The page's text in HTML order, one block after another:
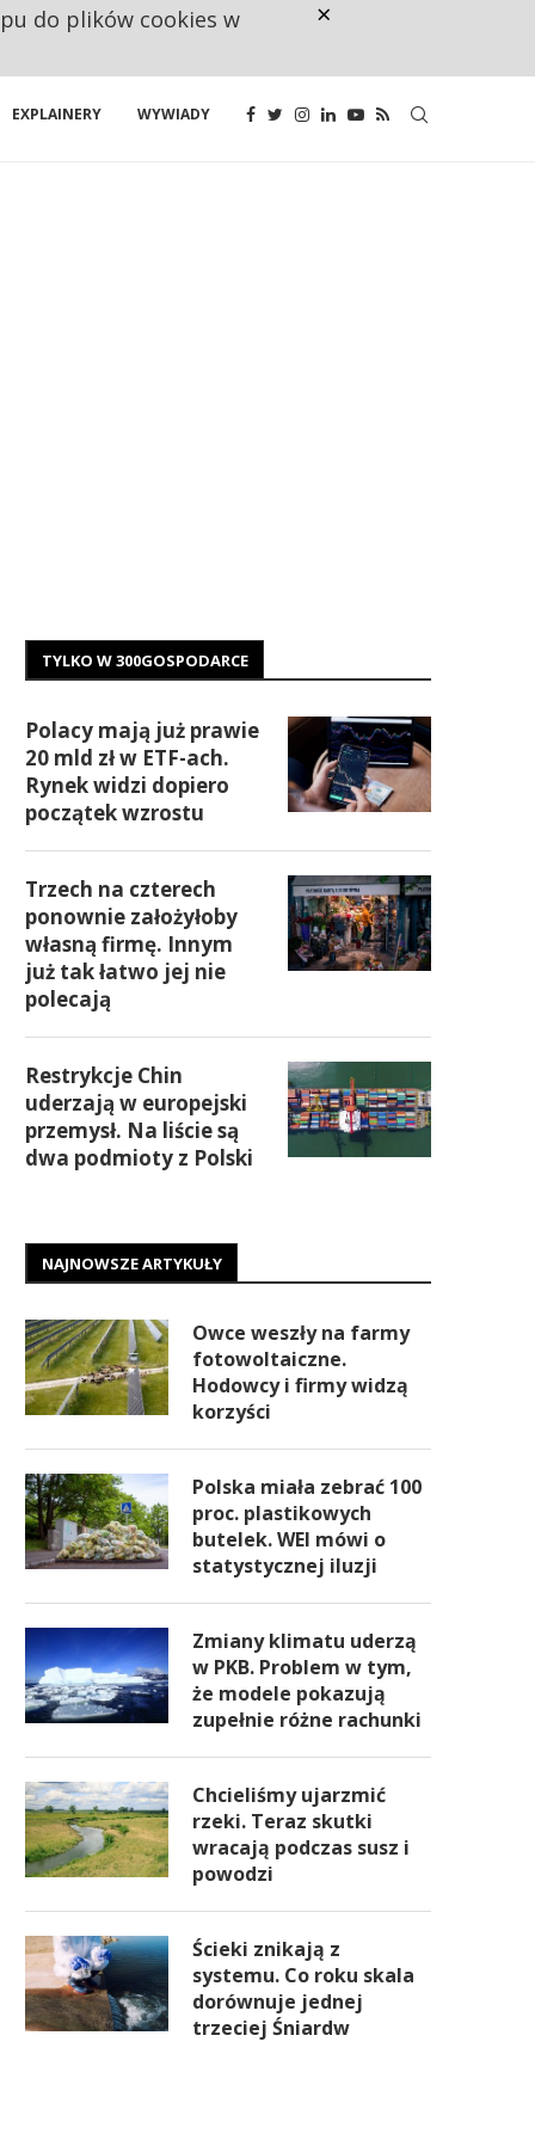
EXPLAINERY WYWIADY
TYLKO W 300GOSPODARCE
Polacy mają już prawie
20 mld zł w ETF-ach.
Rynek widzi dopiero
początek wzrostu
Trzech na czterech
ponownie założyłoby
własną firmę. Innym
już tak łatwo jej nie
polecają
Restrykcje Chin
uderzają w europejski
przemysł. Na liście są
dwa podmioty z Polski
NAJNOWSZE ARTYKUŁY
Owce weszły na farmy
fotowoltaiczne.
Hodowcy i firmy widzą
korzyści
Polska miała zebrać 100
proc. plastikowych
butelek. WEI mówi o
statystycznej iluzji
Zmiany klimatu uderzą
w PKB. Problem w tym,
że modele pokazują
zupełnie różne rachunki
Chcieliśmy ujarzmić
rzeki. Teraz skutki
wracają podczas susz i
powodzi
Ścieki znikają z
systemu. Co roku skala
dorównuje jednej
trzeciej Śniardw
do plików cookies w ×